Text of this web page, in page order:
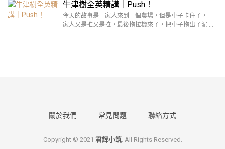
牛津樹全英精講｜Push！
今天的故事是一家人來到一個農場，但是車子卡住了，一
家人又是推又是拉，最後拖拉機來了，把車子拖出了泥 …
關於我們 常見問題 聯絡方式
Copyright © 2021 君辉小筑. All Rights Reserved.